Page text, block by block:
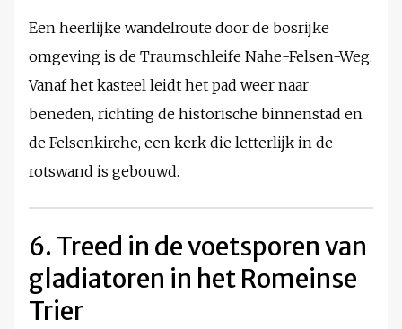
Een heerlijke wandelroute door de bosrijke
omgeving is de Traumschleife Nahe-Felsen-Weg.
Vanaf het kasteel leidt het pad weer naar
beneden, richting de historische binnenstad en
de Felsenkirche, een kerk die letterlijk in de
rotswand is gebouwd.
6. Treed in de voetsporen van
gladiatoren in het Romeinse
Trier